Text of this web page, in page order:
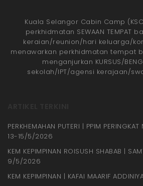
Kuala Selangor Cabin Camp
perkhidmatan SEWAAN TEMPAT
keraian/reunion/hari keluarga/
menawarkan perkhidmatan tempat
menganjurkan KURSUS/
sekolah/IPT/agensi kerajaan/
PERKHEMAHAN PUTERI | PPIM
13-15/5/2026
KEM KEPIMPINAN ROISUSH SHABAB |
9/5/2026
KEM KEPIMPINAN | KAFAI MAARIF